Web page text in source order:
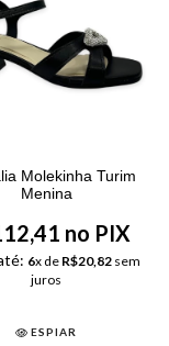
Molekinha Turim
Menina
no PIX
6x de R$20,82 sem
juros
ESPIAR